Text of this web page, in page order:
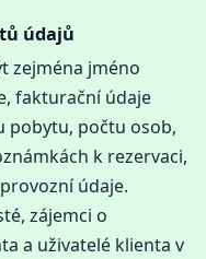
údajů
zejména jméno
fakturační údaje
pobytu, počtu osob,
k rezervaci,
údaje.
zájemci o
a uživatelé klienta v